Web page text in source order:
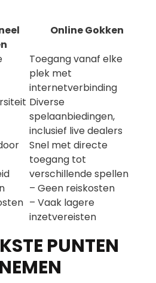
Online Gokken
Toegang vanaf elke
plek met
internetverbinding
Diverse
spelaanbiedingen,
inclusief live dealers
Snel met directe
toegang tot
verschillende spellen
– Geen reiskosten
– Vaak lagere
inzetvereisten
PUNTEN